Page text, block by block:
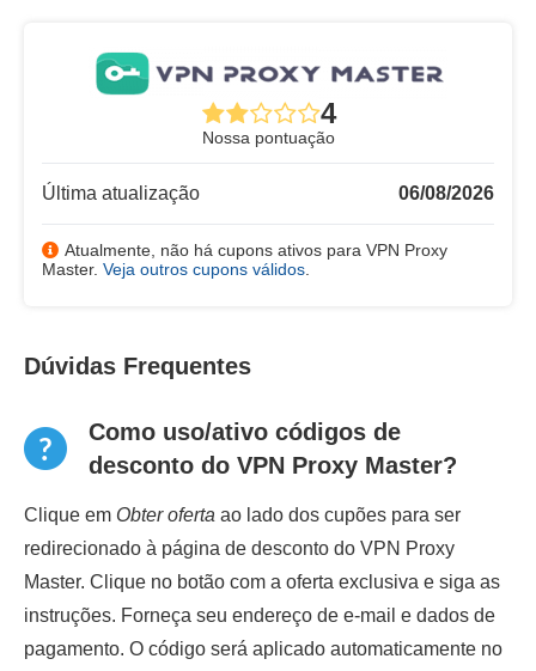
4
Nossa pontuação
Última atualização 06/08/2026
Atualmente, não há cupons ativos para VPN Proxy
Master. Veja outros cupons válidos
Dúvidas Frequentes
Como uso/ativo códigos de
desconto do VPN Proxy Master?
Clique em Obter oferta ao lado dos cupões para ser
redirecionado à página de desconto do VPN Proxy
Master. Clique no botão com a oferta exclusiva e siga as
instruções. Forneça seu endereço de e-mail e dados de
pagamento. O código será aplicado automaticamente no